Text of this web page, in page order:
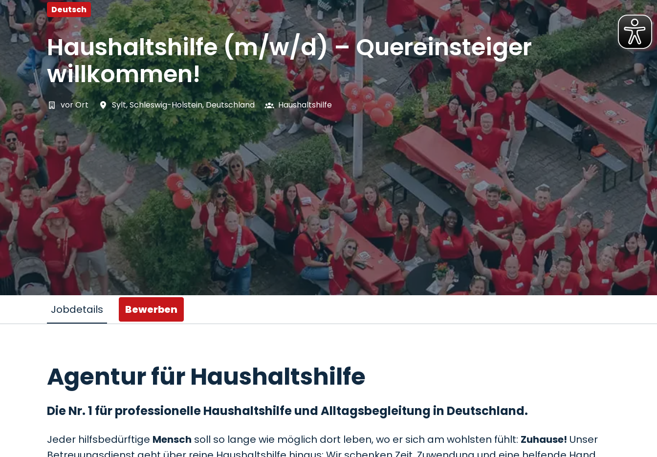
Deutsch
Haushaltshilfe (m/w/d) – Quereinsteiger
willkommen!
vor Ort Sylt,Schleswig-Holstein,Deutschland Haushaltshilfe
Jobdetails Bewerben
Agentur für Haushaltshilfe
Die Nr. 1 für professionelle Haushaltshilfe und Alltagsbegleitung in Deutschland.
Jeder hilfsbedürftige Mensch soll so lange wie möglich dort leben, wo er sich am wohlsten fühlt: Zuhause! Unser